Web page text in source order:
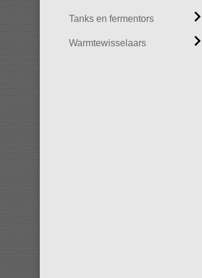
Tanks en fermentors
Warmtewisselaars